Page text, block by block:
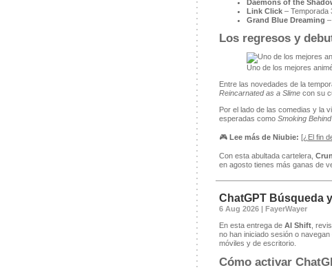
Daemons of the
Link Click– Temporada
Grand Blue Dreaming
Los regresos y
Uno de los mejores
Entre las novedades de la
Reincarnated as a Slimecon su
Por el lado de las comedias y la
esperadas como Smoking
🎮 Lee más de Niubie: [¿El fin
Con esta abultada cartelera,
en agosto tienes más ganas de
ChatGPT Búsqueda
6 Aug 2026 | FayerWayer
En esta entrega de AI Shift,
no han iniciado sesión o
móviles y de escritorio.
Cómo activar